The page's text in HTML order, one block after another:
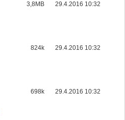
3,8MB 29.4.2016 10:32
824k 29.4.2016 10:32
698k 29.4.2016 10:32